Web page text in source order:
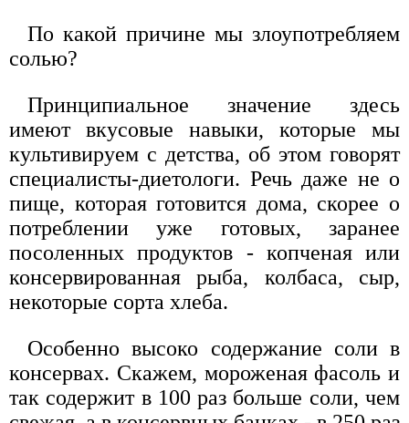
По какой причине мы злоупотребляем
солью?
Принципиальное значение здесь
имеют вкусовые навыки, которые мы
культивируем с детства, об этом говорят
специалисты-диетологи. Речь даже не о
пище, которая готовится дома, скорее о
потреблении уже готовых, заранее
посоленных продуктов - копченая или
консервированная рыба, колбаса, сыр,
некоторые сорта хлеба.
Особенно высоко содержание соли в
консервах. Скажем, мороженая фасоль и
так содержит в 100 раз больше соли, чем